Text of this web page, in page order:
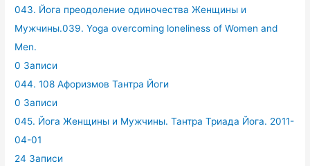
043. Йога преодоление одиночества Женщины и
Мужчины.039. Yoga overcoming loneliness of Women and
Men.
0 Записи
044. 108 Афоризмов Тантра Йоги
0 Записи
045. Йога Женщины и Мужчины. Тантра Триада Йога. 2011-
04-01
24 Записи